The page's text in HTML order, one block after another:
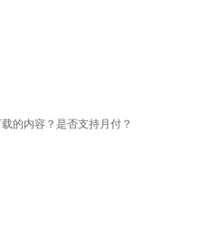
的内容？是否支持月付？